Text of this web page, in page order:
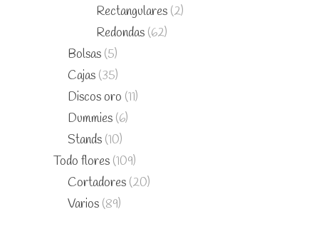
Rectangulares (2)
Redondas (62)
Bolsas (5)
Cajas (35)
Discos oro (11)
Dummies (6)
Stands (10)
Todo flores (109)
Cortadores (20)
Varios (89)